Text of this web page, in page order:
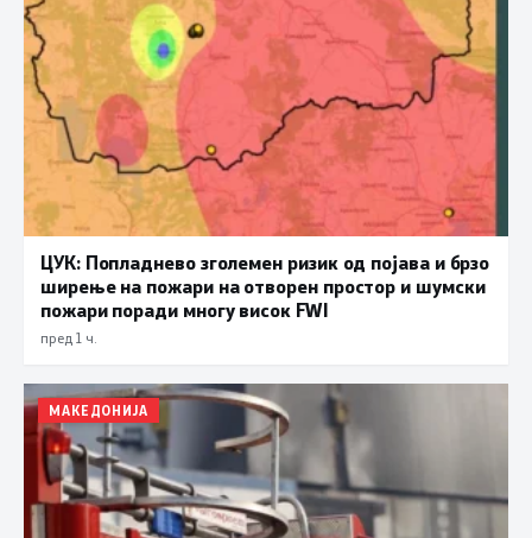
ЦУК: Попладнево зголемен ризик од појава и брзо
ширење на пожари на отворен простор и шумски
пожари поради многу висок FWI
пред 1 ч.
МАКЕДОНИЈА